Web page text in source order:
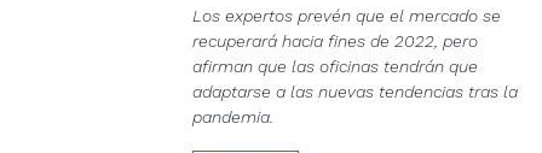
Los expertos prevén que el mercado se
recuperará hacia fines de 2022, pero
afirman que las oficinas tendrán que
adaptarse a las nuevas tendencias tras la
pandemia.